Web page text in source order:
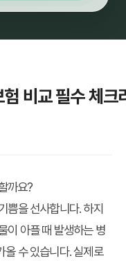
비교 필수 체크
까요?
쁨을 선사합니다. 하지
이 아플 때 발생하는 병
올 수 있습니다. 실제로